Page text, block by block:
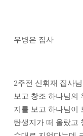
배
자
우병은 집사
2주전 신휘재 집사
보고 창조 하나님의
지를 보고 하나님이
탄생지가 떠 올랐고